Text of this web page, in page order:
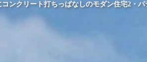
ンクリート打ちっぱなしのモダン住宅2・